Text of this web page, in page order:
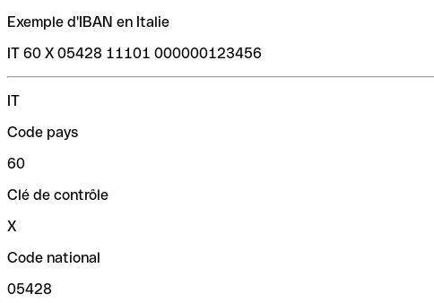
Exemple d'IBAN en Italie
IT 60 X 05428 11101 000000123456
IT
Code pays
60
Clé de contrôle
X
Code national
05428